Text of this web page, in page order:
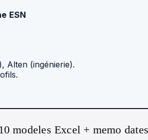
ESN
Alten (ingénierie).
10 modeles Excel + memo